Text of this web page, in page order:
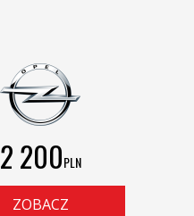
2 200PLN
ZOBACZ